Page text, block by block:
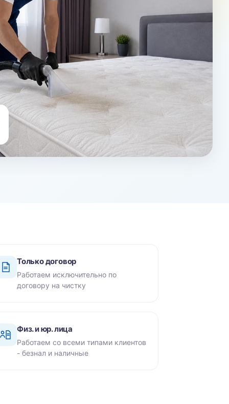
Только договор
Работаем исключительно по
договору на чистку
Физ. и юр. лица
Работаем со всеми типами клиентов
- безнал и наличные